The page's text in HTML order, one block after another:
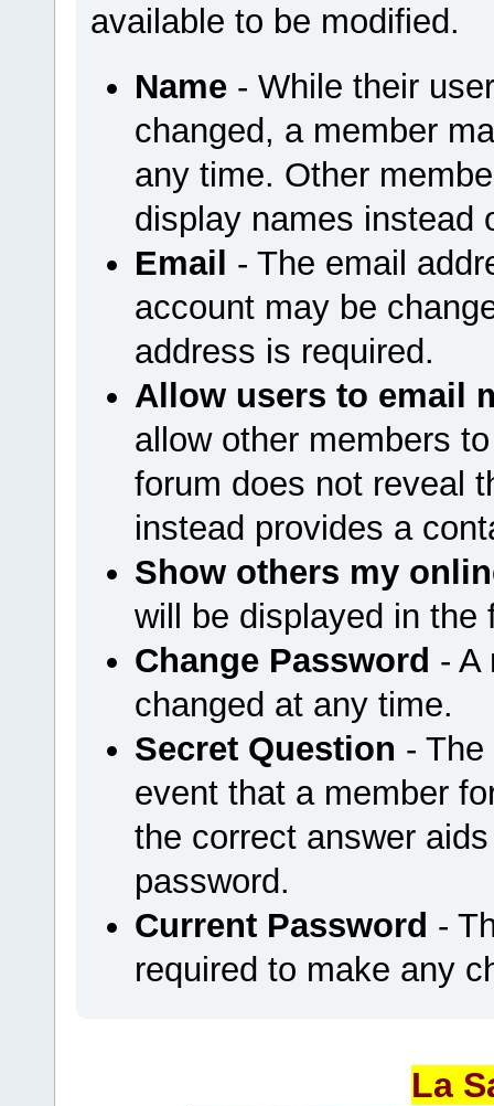
available to be modified.
Name- While their
changed, a member
any time. Other
display names instead
Email - The email
account may be
address is required.
Allow users to email
allow other members
forum does not reveal
instead provides a
Show others my
will be displayed in
Change Password - A
changed at any time.
Secret Question -
event that a member
the correct answer
password.
Current Password -
required to make any
La